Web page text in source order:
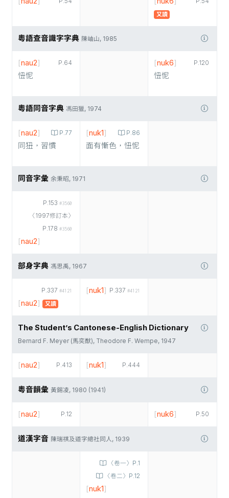
又讀
粵語查音識字字典 陳岫山, 1985
P.64
[nau2]
忸怩
P.120
[nuk6]
忸怩
粵語同音字典 馮田獵, 1974
P.77
[nau2]
同狃，習慣
P.86
[nuk1]
面有慚色，忸怩
同音字彙 余秉昭, 1971
P.153 #3560
〈1997修訂本〉
P.178 #3560
[nau2]
部身字典 馮思禹, 1967
P.337 #4121
[nau2] 又讀
P.337 #4121
[nuk1]
The Student’s Cantonese-English Dictionary
Bernard F. Meyer (馬奕猷), Theodore F. Wempe, 1947
P.413
[nau2] P.444
[nuk1]
粵音韻彙 黃錫凌, 1980 (1941)
P.12
[nau2] P.50
[nuk6]
道漢字音 陳瑞祺及道字總社同人, 1939
〈卷一〉P.1
〈卷二〉P.12
[nuk1]